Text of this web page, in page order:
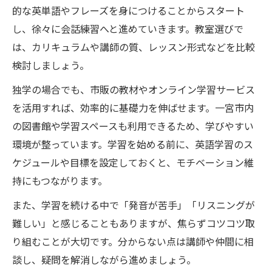
的な英単語やフレーズを身につけることからスタート
し、徐々に会話練習へと進めていきます。教室選びで
は、カリキュラムや講師の質、レッスン形式などを比較
検討しましょう。
独学の場合でも、市販の教材やオンライン学習サービス
を活用すれば、効率的に基礎力を伸ばせます。一宮市内
の図書館や学習スペースも利用できるため、学びやすい
環境が整っています。学習を始める前に、英語学習のス
ケジュールや目標を設定しておくと、モチベーション維
持にもつながります。
また、学習を続ける中で「発音が苦手」「リスニングが
難しい」と感じることもありますが、焦らずコツコツ取
り組むことが大切です。分からない点は講師や仲間に相
談し、疑問を解消しながら進めましょう。